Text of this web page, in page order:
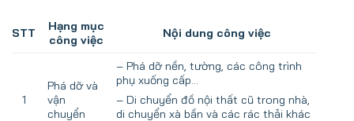
STT
Hạng mục
công việc
Nội dung công việc
1
Phá dỡ và
vận
chuyển
– Phá dỡ nền, tường, các công trình
phụ xuống cấp…
– Di chuyển đồ nội thất cũ trong nhà,
di chuyển xà bần và các rác thải khác